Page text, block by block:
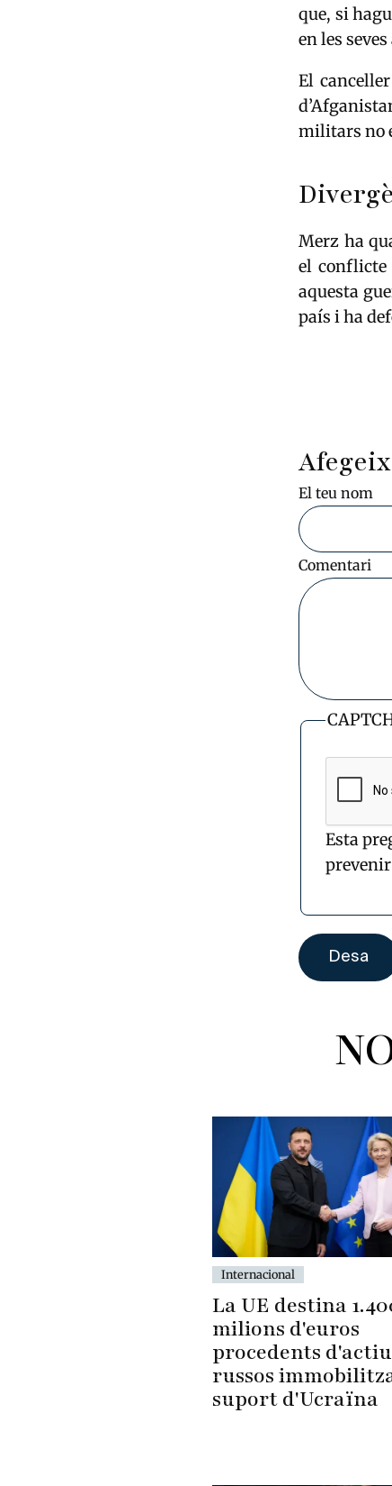
que, si
en les
El
militars no
Merz ha
el conflicte
aquesta
país i ha
El teu nom
Comentari
Esta
Internacional
La UE destina
milions d'euros
procedents
russos
suport d'Ucraïna